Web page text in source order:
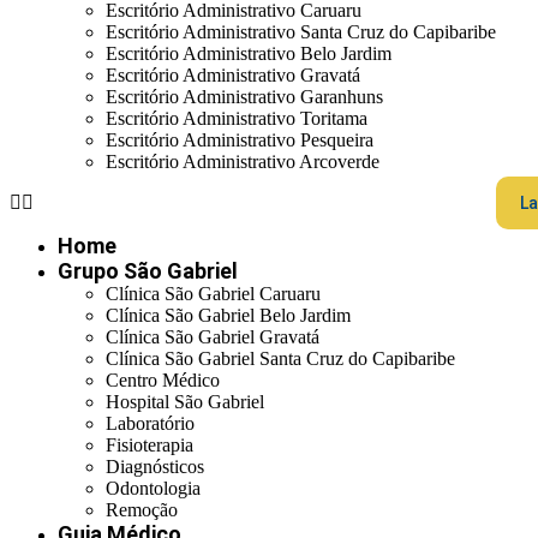
Escritório Administrativo Caruaru
Escritório Administrativo Santa Cruz do Capibaribe
Escritório Administrativo Belo Jardim
Escritório Administrativo Gravatá
Escritório Administrativo Garanhuns
Escritório Administrativo Toritama
Escritório Administrativo Pesqueira
Escritório Administrativo Arcoverde
Home
Grupo São Gabriel
Clínica São Gabriel Caruaru
Clínica São Gabriel Belo Jardim
Clínica São Gabriel Gravatá
Clínica São Gabriel Santa Cruz do Capibaribe
Centro Médico
Hospital São Gabriel
Laboratório
Fisioterapia
Diagnósticos
Odontologia
Remoção